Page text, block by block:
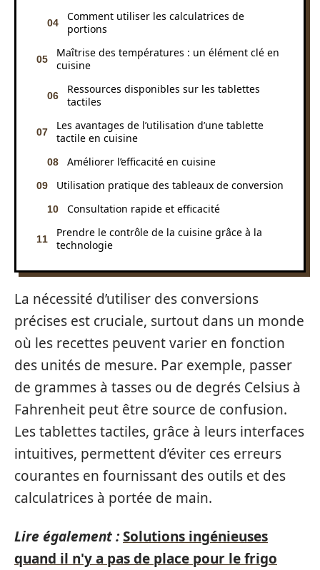
Comment utiliser les calculatrices de
portions
Maîtrise des températures : un élément clé en
cuisine
Ressources disponibles sur les tablettes
tactiles
Les avantages de l’utilisation d’une tablette
tactile en cuisine
Améliorer l’efficacité en cuisine
Utilisation pratique des tableaux de conversion
Consultation rapide et efficacité
Prendre le contrôle de la cuisine grâce à la
technologie
La nécessité d’utiliser des conversions
précises est cruciale, surtout dans un monde
où les recettes peuvent varier en fonction
des unités de mesure. Par exemple, passer
de grammes à tasses ou de degrés Celsius à
Fahrenheit peut être source de confusion.
Les tablettes tactiles, grâce à leurs interfaces
intuitives, permettent d’éviter ces erreurs
courantes en fournissant des outils et des
calculatrices à portée de main.
Lire également :Solutions ingénieuses
quand il n'y a pas de place pour le frigo